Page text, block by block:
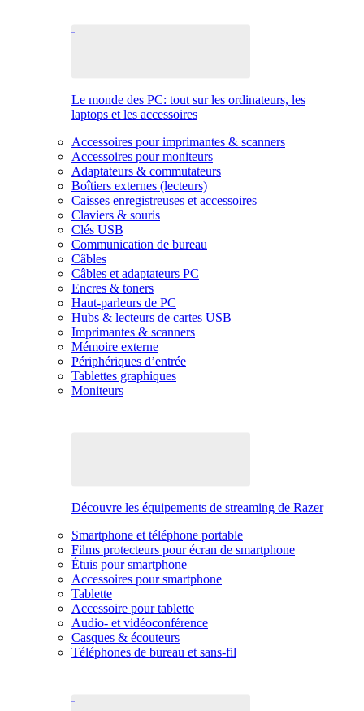
Le monde des PC: tout sur les ordinateurs, les
laptops et les accessoires
Accessoires pour imprimantes & scanners
Accessoires pour moniteurs
Adaptateurs & commutateurs
Boîtiers externes (lecteurs)
Caisses enregistreuses et accessoires
Claviers & souris
Clés USB
Communication de bureau
Câbles
Câbles et adaptateurs PC
Encres & toners
Haut-parleurs de PC
Hubs & lecteurs de cartes USB
Imprimantes & scanners
Mémoire externe
Périphériques d’entrée
Tablettes graphiques
Moniteurs
Découvre les équipements de streaming de Razer
Smartphone et téléphone portable
Films protecteurs pour écran de smartphone
Étuis pour smartphone
Accessoires pour smartphone
Tablette
Accessoire pour tablette
Audio- et vidéoconférence
Casques & écouteurs
Téléphones de bureau et sans-fil